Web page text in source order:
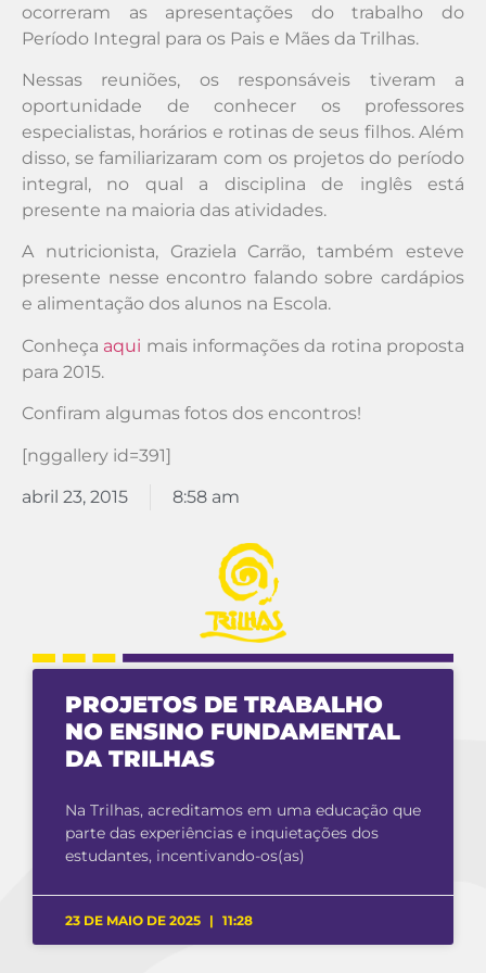
ocorreram as apresentações do trabalho do
Período Integral para os Pais e Mães da Trilhas.
Nessas reuniões, os responsáveis tiveram a
oportunidade de conhecer os professores
especialistas, horários e rotinas de seus filhos. Além
disso, se familiarizaram com os projetos do período
integral, no qual a disciplina de inglês está
presente na maioria das atividades.
A nutricionista, Graziela Carrão, também esteve
presente nesse encontro falando sobre cardápios
e alimentação dos alunos na Escola.
Conheça aqui mais informações da rotina proposta
para 2015.
Confiram algumas fotos dos encontros!
[nggallery id=391]
abril 23, 2015 8:58 am
PROJETOS DE TRABALHO
NO ENSINO FUNDAMENTAL
DA TRILHAS
Na Trilhas, acreditamos em uma educação que
parte das experiências e inquietações dos
estudantes, incentivando-os(as)
23 DE MAIO DE 2025 11:28